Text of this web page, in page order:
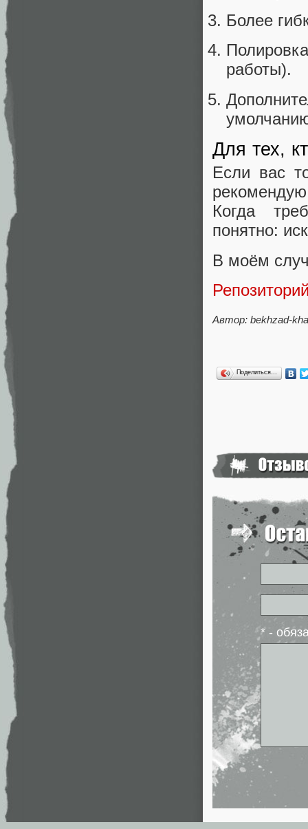
Более
работы).
Для тех,
Если вас
Когда
понятно:
В моём
Автор: bekhzad-
Поделиться…
* -